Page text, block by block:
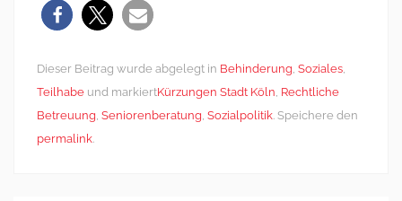
Dieser Beitrag wurde abgelegt in Behinderung, Soziales,
Teilhabe und markiertKürzungen Stadt Köln, Rechtliche
Betreuung, Seniorenberatung, Sozialpolitik. Speichere den
permalink.